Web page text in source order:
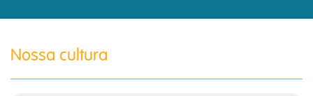
Nossa cultura